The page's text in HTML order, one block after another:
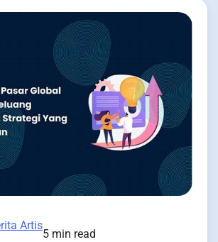
Artis
5 min read